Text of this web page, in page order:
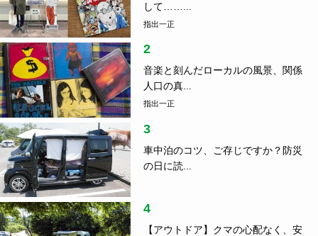
して……...
指出一正
2
音楽と刻んだローカルの風景、関係
人口の真...
指出一正
3
車中泊のコツ、ご存じですか？防災
の日に読...
4
【アウトドア】クマの心配なく、安